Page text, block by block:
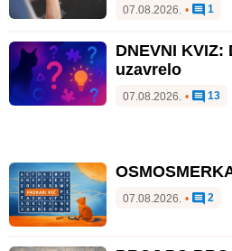
07.08.2026. • 1
DNEVNI KVIZ:
uzavrelo
07.08.2026. • 13
07.08.2026. • 2